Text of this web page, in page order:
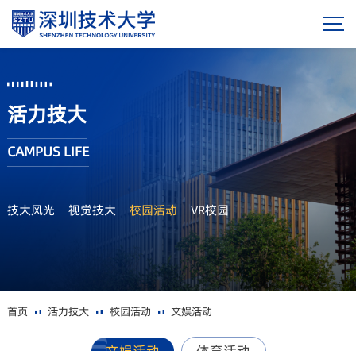
活力技大
CAMPUS LIFE
技大风光 视觉技大 校园活动 VR校园
首页 活力技大 校园活动 文娱活动